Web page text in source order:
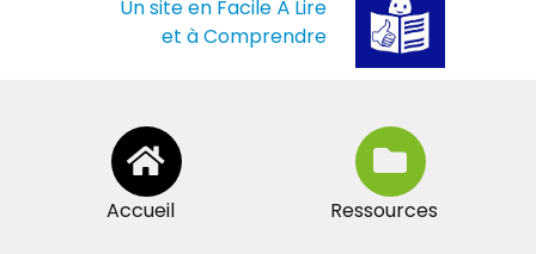
Un site en Facile À Lire
et à Comprendre
Accueil Ressources